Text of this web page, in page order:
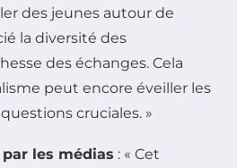
des jeunes autour de
la diversité des
des échanges. Cela
peut encore éveiller les
cruciales. »
les médias : « Cet